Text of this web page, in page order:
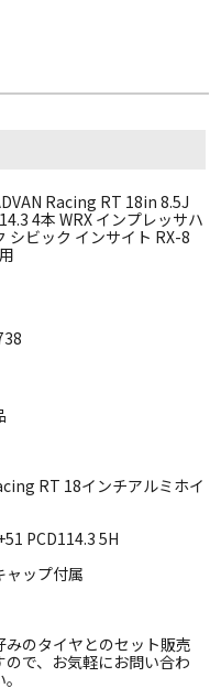
Racing RT 18in 8.5J
4本 WRX インプレッサハ
シビック インサイト RX-8
RT 18インチアルミホイ
PCD114.3 5H
ャップ付属
みのタイヤとのセット販売
ので、お気軽にお問い合わ